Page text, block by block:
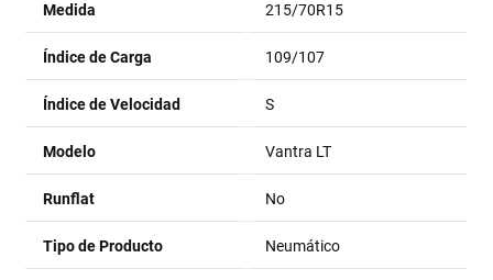
Medida 215/70R15
Índice de Carga 109/107
Índice de Velocidad S
Modelo Vantra LT
Runflat No
Tipo de Producto Neumático